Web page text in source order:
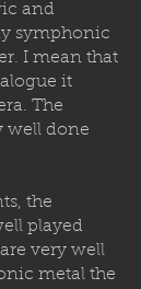
and
symphonic
I mean that
it
The
well done
the
played
very well
metal the